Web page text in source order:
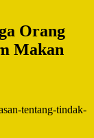
Orang
Makan